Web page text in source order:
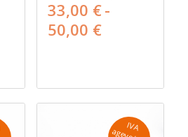
33,00 €-
50,00 €Fascia
33,00 €
50,00 €
IV
A
g
e
v
o
la
ta